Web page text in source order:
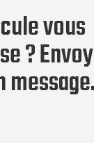
vous
?
message.